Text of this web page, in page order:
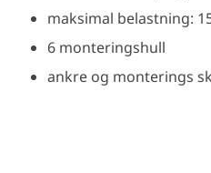
maksimal belastning:
6 monteringshull
ankre og monterings